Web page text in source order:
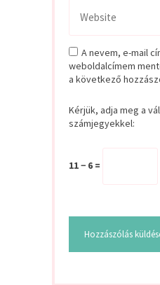
A nevem, e-mail
weboldalcímem
a következő
Kérjük, adja meg a
számjegyekkel:
11 − 6 =